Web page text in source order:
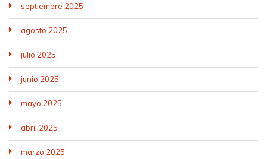
septiembre 2025
agosto 2025
julio 2025
junio 2025
mayo 2025
abril 2025
marzo 2025